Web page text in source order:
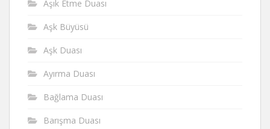
Aşık Etme Duası
Aşk Büyüsü
Aşk Duası
Ayırma Duası
Bağlama Duası
Barışma Duası